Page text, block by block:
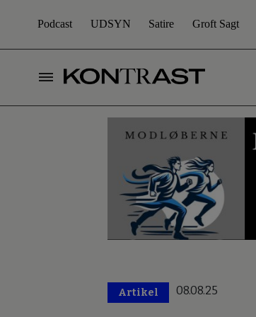
Podcast UDSYN Satire Groft Sagt
Artikel 08.08.25